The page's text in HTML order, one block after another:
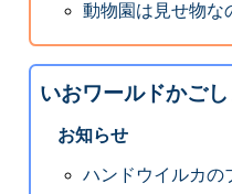
動物園は見せ物な
いおワールドかご
お知らせ
ハンドウイルカの